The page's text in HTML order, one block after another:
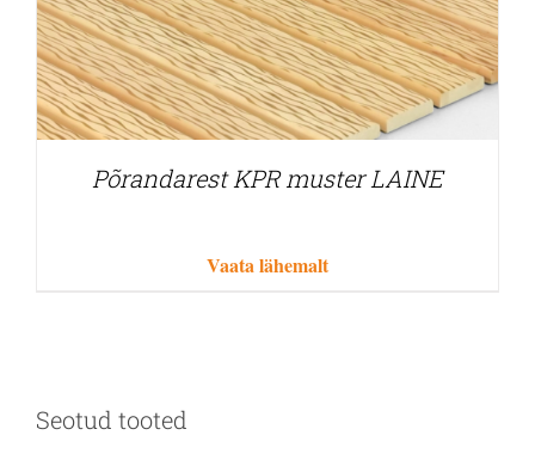
Põrandarest KPR muster LAINE
Vaata lähemalt
Seotud tooted